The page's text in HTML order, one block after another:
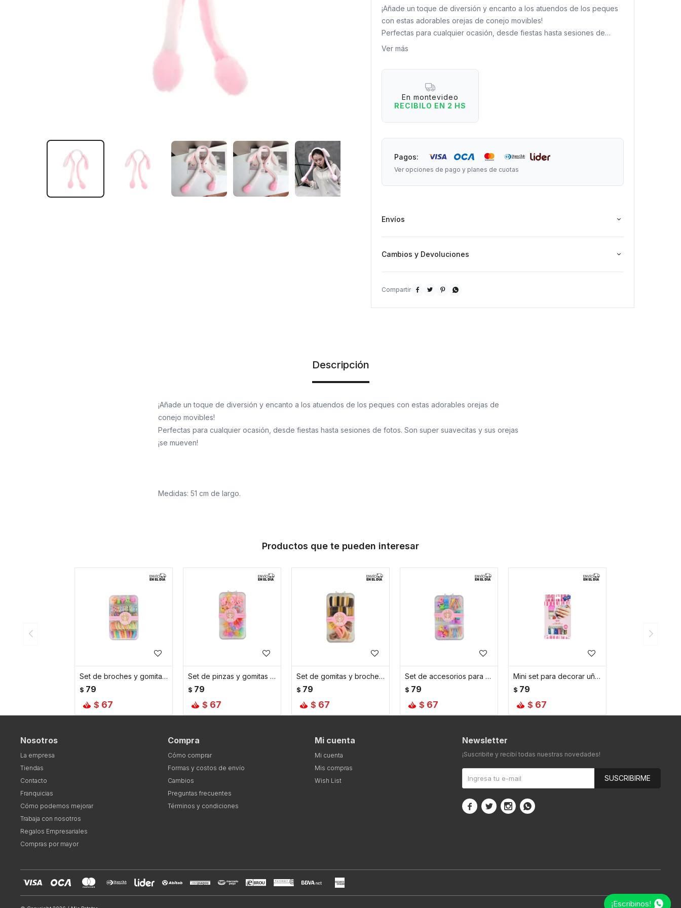
¡Añade un toque de diversión y encanto a los atuendos de los peques
con estas adorables orejas de conejo movibles!
Perfectas para cualquier ocasión, desde fiestas hasta sesiones de
fotos. Son super suavecitas y sus orejas ¡se mueven!
Medidas: 51 cm de largo.
Ver más
En montevideo
RECIBILO EN 2 HS
Pagos:
Ver opciones de pago y planes de cuotas
Envíos
Cambios y Devoluciones
   
Descripción
¡Añade un toque de diversión y encanto a los atuendos de los peques con estas adorables orejas de
conejo movibles!
Perfectas para cualquier ocasión, desde fiestas hasta sesiones de fotos. Son super suavecitas y sus orejas
¡se mueven!
Medidas: 51 cm de largo.
Productos que te pueden interesar
Set de broches y gomitas de pelo multicolor
$ 79
$ 67
Set de pinzas y gomitas para peinados infantiles
$ 79
$ 67
Set de gomitas y broches en tonos marrones
$ 79
$ 67
Set de accesorios para peinados
$ 79
$ 67
Mini set para decorar uñas
$ 79
$ 67
Nosotros
La empresa
Tiendas
Contacto
Franquicias
Cómo podemos mejorar
Trabaja con nosotros
Regalos Empresariales
Compras por mayor
Compra
Cómo comprar
Formas y costos de envío
Cambios
Preguntas frecuentes
Términos y condiciones
Mi cuenta
Mi cuenta
Mis compras
Wish List
Newsletter
¡Suscribite y recibí todas nuestras novedades!
SUSCRIBIRME
   
¡Escribinos!